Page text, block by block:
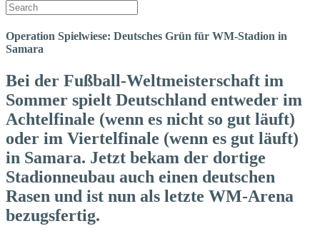
Operation Spielwiese: Deutsches Grün für WM-Stadion in
Samara
Bei der Fußball-Weltmeister­schaft im
Sommer spielt Deutschland entweder im
Achtelfinale (wenn es nicht so gut läuft)
oder im Viertelfinale (wenn es gut läuft)
in Samara. Jetzt bekam der dortige
Stadionneubau auch einen deutschen
Rasen und ist nun als letzte WM-Arena
bezugsfertig.